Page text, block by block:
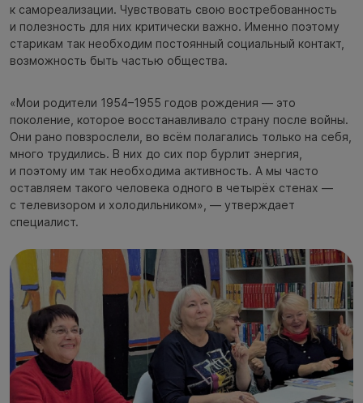
к самореализации. Чувствовать свою востребованность
и полезность для них критически важно. Именно поэтому
старикам так необходим постоянный социальный контакт,
возможность быть частью общества.
«Мои родители 1954–1955 годов рождения — это
поколение, которое восстанавливало страну после войны.
Они рано повзрослели, во всём полагались только на себя,
много трудились. В них до сих пор бурлит энергия,
и поэтому им так необходима активность. А мы часто
оставляем такого человека одного в четырёх стенах —
с телевизором и холодильником», — утверждает
специалист.